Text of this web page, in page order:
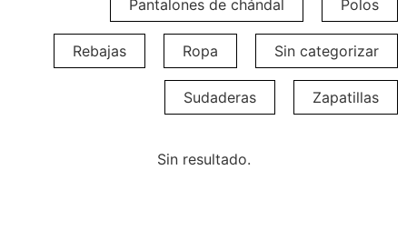
Pantalones de chándal Polos
Rebajas Ropa Sin categorizar
Sudaderas Zapatillas
Sin resultado.